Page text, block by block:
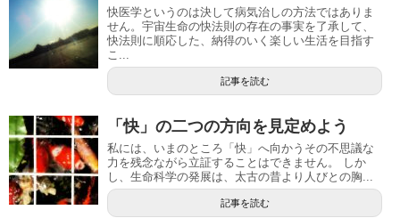
快医学というのは決して病気治しの方法ではありま
せん。宇宙生命の快法則の存在の事実を了承して、
快法則に順応した、納得のいく楽しい生活を目指す
こ...
記事を読む
「快」の二つの方向を見定めよう
私には、いまのところ「快」へ向かうその不思議な
力を残念ながら立証することはできません。 しか
し、生命科学の発展は、太古の昔より人びとの胸...
記事を読む